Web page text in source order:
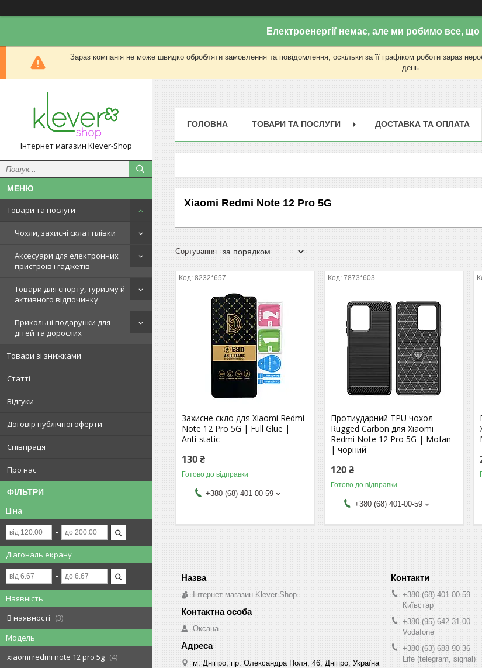
Електроенергії немає, але ми робимо все,
Зараз компанія не може швидко обробляти замовлення та повідомлення, оскільки за її графіком роботи зараз
день.
Інтернет магазин Klever-Shop
Товари та послуги
Чохли, захисні скла і плівки
Аксесуари для електронних
пристроїв і гаджетів
Товари для спорту, туризму й
активного відпочинку
Прикольні подарунки для
дітей та дорослих
Товари зі знижками
Статті
Відгуки
Договір публічної оферти
Співпраця
Про нас
ФІЛЬТРИ
Ціна
Діагональ екрану
Наявність
В наявності
3
Модель
xiaomi redmi note 12 pro 5g
4
ГОЛОВНА ТОВАРИ ТА ПОСЛУГИ ДОСТАВКА ТА ОПЛАТА
Xiaomi Redmi Note 12 Pro 5G
8232*657
Захисне скло для Xiaomi Redmi
Note 12 Pro 5G | Full Glue |
Anti-static
130 ₴
Готово до відправки
+380 (68) 401-00-59
7873*603
Протиударний TPU чохол
Rugged Carbon для Xiaomi
Redmi Note 12 Pro 5G | Mofan
| чорний
120 ₴
Готово до відправки
+380 (68) 401-00-59
Інтернет магазин Klever-Shop
Оксана
м. Дніпро, пр. Олександра Поля, 46, Дніпро, Україна
+380 (68) 401-00-59
Київстар
+380 (95) 642-31-00
Vodafone
+380 (63) 688-90-36
Life (telegram, signal)